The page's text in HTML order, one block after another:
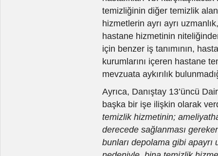
temizliğinin diğer temizlik
hizmetlerin ayrı ayrı
hastane hizmetinin
için benzer iş tanımının,
kurumlarını içeren hastane
mevzuata aykırılık
Ayrıca, Danıştay 13’üncü
başka bir işe ilişkin olarak
temizlik hizmetinin;
derecede sağlanması
bunları depolama gibi